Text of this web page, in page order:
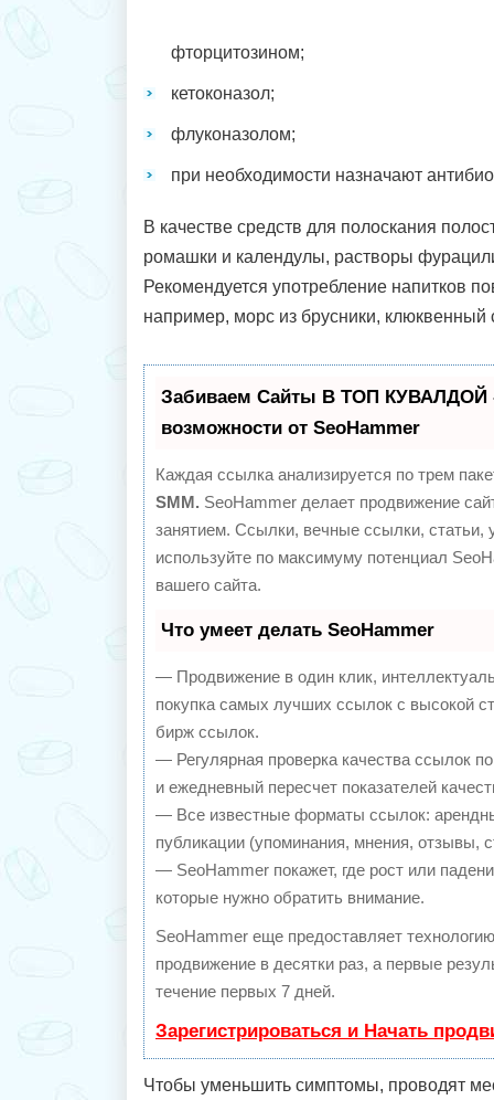
фторцитозином;
кетоконазол;
флуконазолом;
при необходимости назначают
В качестве средств для полоскания
ромашки и календулы, растворы
Рекомендуется употребление напитков
например, морс из брусники, клюквенный
Забиваем Сайты В ТОП КУВАЛДОЙ
возможности от SeoHammer
Каждая ссылка анализируется по трем
SMM. SeoHammer делает продвижение
занятием. Ссылки, вечные ссылки, статьи,
используйте по максимуму потенциал
вашего сайта.
Что умеет делать SeoHammer
— Продвижение в один клик,
покупка самых лучших ссылок с высокой
бирж ссылок.
— Регулярная проверка качества ссылок
и ежедневный пересчет показателей
— Все известные форматы ссылок:
публикации (упоминания, мнения, отзывы,
— SeoHammer покажет, где рост или
которые нужно обратить внимание.
SeoHammer еще предоставляет
продвижение в десятки раз, а первые
течение первых 7 дней.
Зарегистрироваться и Начать
Чтобы уменьшить симптомы, проводят